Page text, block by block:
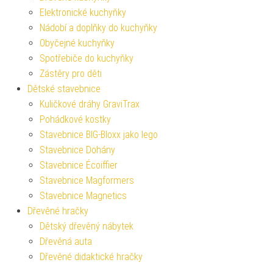
Elektronické kuchyňky
Nádobí a doplňky do kuchyňky
Obyčejné kuchyňky
Spotřebiče do kuchyňky
Zástěry pro děti
Dětské stavebnice
Kuličkové dráhy GraviTrax
Pohádkové kostky
Stavebnice BIG-Bloxx jako lego
Stavebnice Dohány
Stavebnice Écoiffier
Stavebnice Magformers
Stavebnice Magnetics
Dřevěné hračky
Dětský dřevěný nábytek
Dřevěná auta
Dřevěné didaktické hračky